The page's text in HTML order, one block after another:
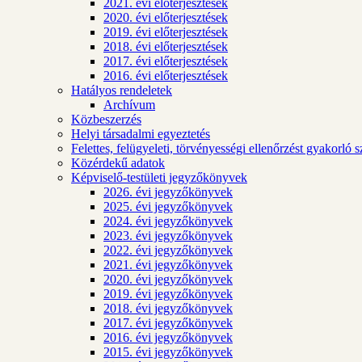
2021. évi előterjesztések
2020. évi előterjesztések
2019. évi előterjesztések
2018. évi előterjesztések
2017. évi előterjesztések
2016. évi előterjesztések
Hatályos rendeletek
Archívum
Közbeszerzés
Helyi társadalmi egyeztetés
Felettes, felügyeleti, törvényességi ellenőrzést gyakorló
Közérdekű adatok
Képviselő-testületi jegyzőkönyvek
2026. évi jegyzőkönyvek
2025. évi jegyzőkönyvek
2024. évi jegyzőkönyvek
2023. évi jegyzőkönyvek
2022. évi jegyzőkönyvek
2021. évi jegyzőkönyvek
2020. évi jegyzőkönyvek
2019. évi jegyzőkönyvek
2018. évi jegyzőkönyvek
2017. évi jegyzőkönyvek
2016. évi jegyzőkönyvek
2015. évi jegyzőkönyvek